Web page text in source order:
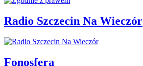
Radio Szczecin Na Wieczór
Fonosfera